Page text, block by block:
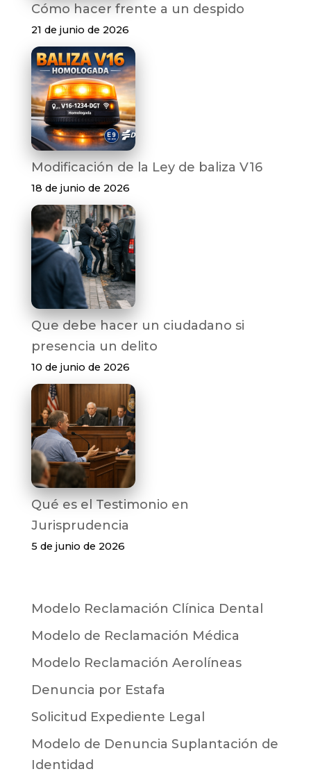
Cómo hacer frente a un despido
21 de junio de 2026
Modificación de la Ley de baliza V16
18 de junio de 2026
Que debe hacer un ciudadano si
presencia un delito
10 de junio de 2026
Qué es el Testimonio en
Jurisprudencia
5 de junio de 2026
Modelo Reclamación Clínica Dental
Modelo de Reclamación Médica
Modelo Reclamación Aerolíneas
Denuncia por Estafa
Solicitud Expediente Legal
Modelo de Denuncia Suplantación de
Identidad